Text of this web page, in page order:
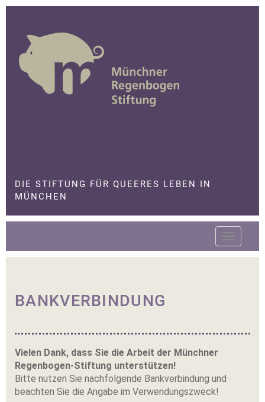
Skip
DIE STIFTUNG FÜR QUEERES LEBEN IN
MÜNCHEN
BANKVERBINDUNG
Vielen Dank, dass Sie die Arbeit der Münchner
Regenbogen-Stiftung unterstützen!
Bitte nutzen Sie nachfolgende Bankverbindung und
beachten Sie die Angabe im Verwendungszweck!